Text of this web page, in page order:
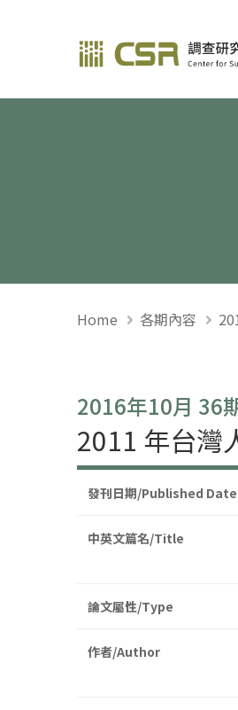
調查研究—
Home 各期內容
2016年10月 36
2011 年台灣
發刊日期/Published Date
中英文篇名/Title
論文屬性/Type
作者/Author